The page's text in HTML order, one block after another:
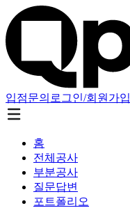
입점문의 로그인/회원가입
홈
전체공사
부분공사
질문답변
포트폴리오